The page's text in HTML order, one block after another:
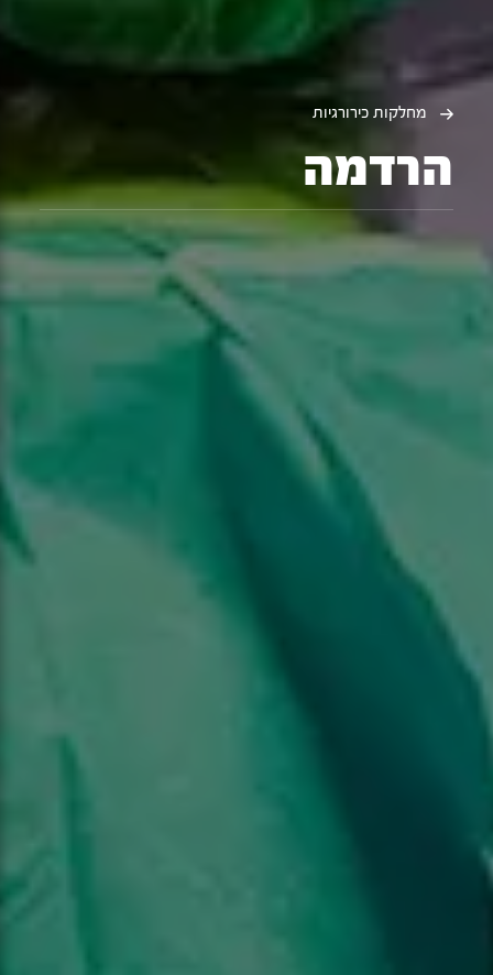
מחלקות כירורגיות
הרדמה